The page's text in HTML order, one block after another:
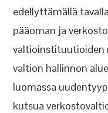
edellyttämällä
pääoman ja
valtioinstituutioiden
valtion hallinnon
luomassa
kutsua